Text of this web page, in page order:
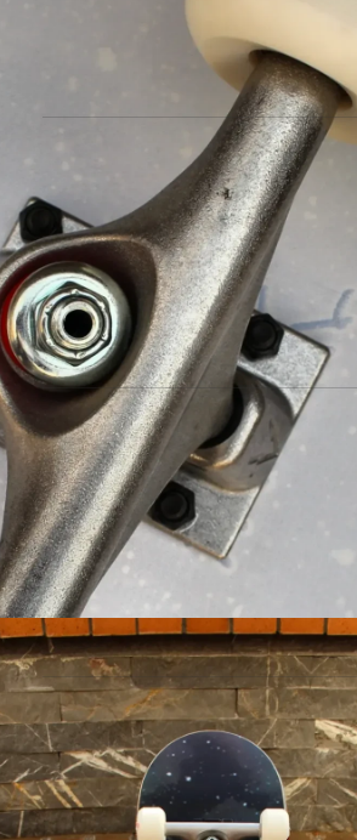
آلن مشکی یا نقره‌ای
و بدون لق‌شدن در حرکت
که ابزارهای لازم را دارند یا فقط خود
اسکیت‌بردیا Skate Trainer
متناسب با طرح تختهشامل آچار